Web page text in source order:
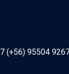
(+56) 95504